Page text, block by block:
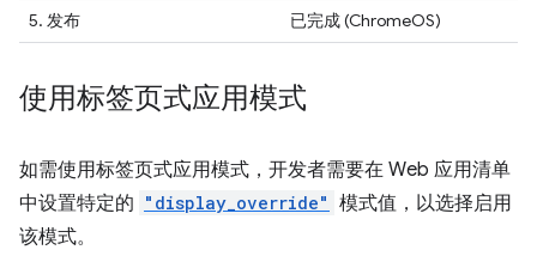
5. 发布
已完成 (ChromeOS)
使用标签页式应用模式
如需使用标签页式应用模式，开发者需要在 Web 应用清单
中设置特定的 "display_override" 模式值，以选择启用
该模式。